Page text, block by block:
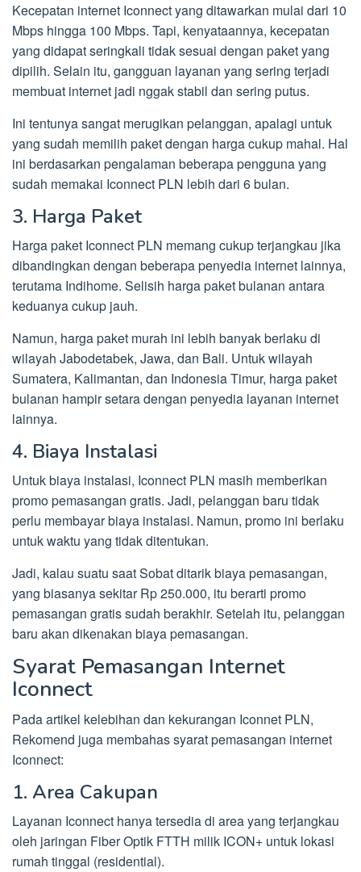
Kecepatan internet Iconnect yang ditawarkan mulai dari 10
Mbps hingga 100 Mbps. Tapi, kenyataannya, kecepatan
yang didapat seringkali tidak sesuai dengan paket yang
dipilih. Selain itu, gangguan layanan yang sering terjadi
membuat internet jadi nggak stabil dan sering putus.
Ini tentunya sangat merugikan pelanggan, apalagi untuk
yang sudah memilih paket dengan harga cukup mahal. Hal
ini berdasarkan pengalaman beberapa pengguna yang
sudah memakai Iconnect PLN lebih dari 6 bulan.
3. Harga Paket
Harga paket Iconnect PLN memang cukup terjangkau jika
dibandingkan dengan beberapa penyedia internet lainnya,
terutama Indihome. Selisih harga paket bulanan antara
keduanya cukup jauh.
Namun, harga paket murah ini lebih banyak berlaku di
wilayah Jabodetabek, Jawa, dan Bali. Untuk wilayah
Sumatera, Kalimantan, dan Indonesia Timur, harga paket
bulanan hampir setara dengan penyedia layanan internet
lainnya.
4. Biaya Instalasi
Untuk biaya instalasi, Iconnect PLN masih memberikan
promo pemasangan gratis. Jadi, pelanggan baru tidak
perlu membayar biaya instalasi. Namun, promo ini berlaku
untuk waktu yang tidak ditentukan.
Jadi, kalau suatu saat Sobat ditarik biaya pemasangan,
yang biasanya sekitar Rp 250.000, itu berarti promo
pemasangan gratis sudah berakhir. Setelah itu, pelanggan
baru akan dikenakan biaya pemasangan.
Syarat Pemasangan Internet
Iconnect
Pada artikel kelebihan dan kekurangan Iconnet PLN,
Rekomend juga membahas syarat pemasangan internet
Iconnect:
1. Area Cakupan
Layanan Iconnect hanya tersedia di area yang terjangkau
oleh jaringan Fiber Optik FTTH milik ICON+ untuk lokasi
rumah tinggal (residential).